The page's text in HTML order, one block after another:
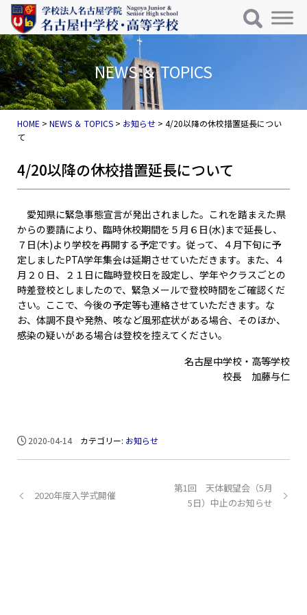
コンテンツへスキップ
メインナビゲーション
NEWS ＆ TOPICS
HOME >NEWS ＆ TOPICS > お知らせ >4/20以降の休校措置延長につい
て
4/20以降の休校措置延長について
愛知県に緊急事態宣言が発出されました。これを踏まえた県
からの要請により、臨時休校期間を５月６日(水)まで延長し、
７日(木)より学校を再開する予定です。従って、４月下旬に予
定しましたPTA学年集会は延期させていただきます。また、４
月２０日、２１日に臨時登校日を設定し、学年やクラスごとの
時差登校としましたので、緊急メールで登校時間をご確認くだ
さい。ここで、今後の予定等も連絡させていただきます。な
お、体調不良や発熱、咳など風邪症状がある場合、そのほか、
感染の疑いがある場合は登校を控えてください。
名古屋中学校・高等学校
校長 加藤与仁
2020-04-14 カテゴリー: お知らせ
2020年度入学式開催
第1回 天体観望会（5月
5日）中止のお知らせ